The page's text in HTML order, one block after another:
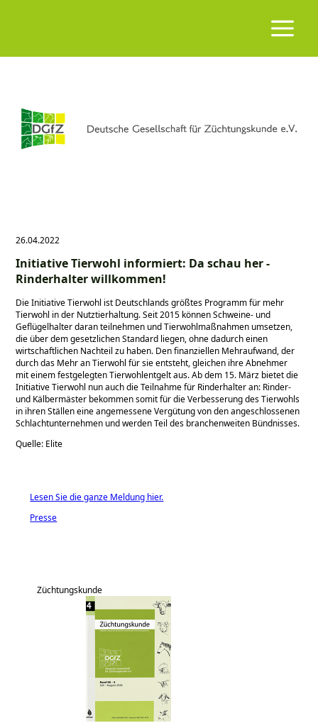
26.04.2022
Initiative Tierwohl informiert: Da schau her -
Rinderhalter willkommen!
Die Initiative Tierwohl ist Deutschlands größtes Programm für mehr
Tierwohl in der Nutztierhaltung. Seit 2015 können Schweine- und
Geflügelhalter daran teilnehmen und Tierwohlmaßnahmen umsetzen,
die über dem gesetzlichen Standard liegen, ohne dadurch einen
wirtschaftlichen Nachteil zu haben. Den finanziellen Mehraufwand, der
durch das Mehr an Tierwohl für sie entsteht, gleichen ihre Abnehmer
mit einem festgelegten Tierwohlentgelt aus. Ab dem 15. März bietet die
Initiative Tierwohl nun auch die Teilnahme für Rinderhalter an: Rinder-
und Kälbermäster bekommen somit für die Verbesserung des Tierwohls
in ihren Ställen eine angemessene Vergütung von den angeschlossenen
Schlachtunternehmen und werden Teil des branchenweiten Bündnisses.
Quelle: Elite
Lesen Sie die ganze Meldung hier.
Presse
Züchtungskunde